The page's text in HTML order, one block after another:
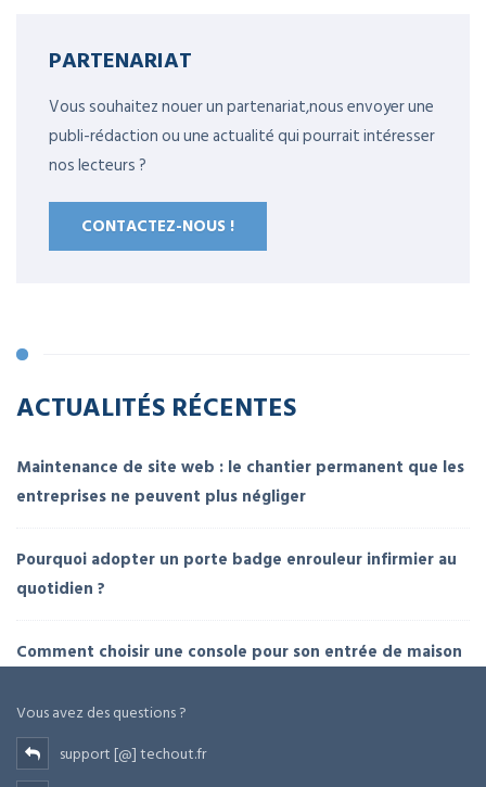
PARTENARIAT
Vous souhaitez nouer un partenariat,nous envoyer une
publi-rédaction ou une actualité qui pourrait intéresser
nos lecteurs ?
CONTACTEZ-NOUS !
ACTUALITÉS RÉCENTES
Maintenance de site web : le chantier permanent que les
entreprises ne peuvent plus négliger
Pourquoi adopter un porte badge enrouleur infirmier au
quotidien ?
Comment choisir une console pour son entrée de maison
Vous avez des questions ?
support [@] techout.fr